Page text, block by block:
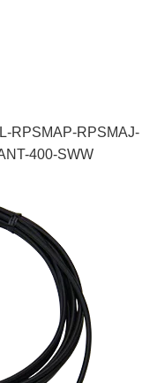
RPSMAP-RPSMAJ-
400-SWW